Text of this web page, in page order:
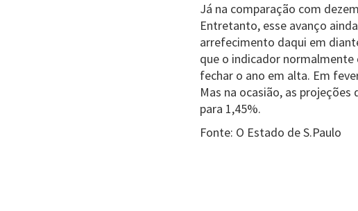
Já na comparação com
Entretanto, esse avanço
arrefecimento daqui em
que o indicador normalmente
fechar o ano em alta. Em
Mas na ocasião, as
para 1,45%.
Fonte: O Estado de S.Paulo